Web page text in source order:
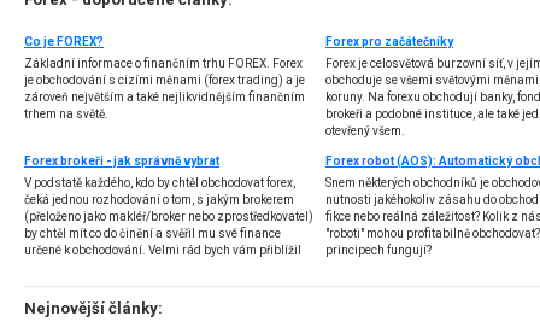
Co je FOREX?
Základní informace o finančním trhu FOREX. Forex
je obchodování s cizími měnami (forex trading) a je
zároveň největším a také nejlikvidnějším finančním
trhem na světě.
Forex pro začátečníky
Forex je celosvětová burzovní síť, v
obchoduje se všemi světovými
koruny. Na forexu obchodují banky,
brokeři a podobné instituce, ale také
otevřený všem.
Forex brokeři - jak správně vybrat
V podstatě každého, kdo by chtěl obchodovat forex,
čeká jednou rozhodování o tom, s jakým brokerem
(přeloženo jako makléř/broker nebo zprostředkovatel)
by chtěl mít co do činění a svěřil mu své finance
určené k obchodování. Velmi rád bych vám přiblížil
několik příkladů nejznámějších z nich.
Snem některých obchodníků je
nutnosti jakéhokoliv zásahu do
fikce nebo reálná záležitost? Kolik z
"roboti" mohou profitabilně
principech fungují?
Nejnovější články: